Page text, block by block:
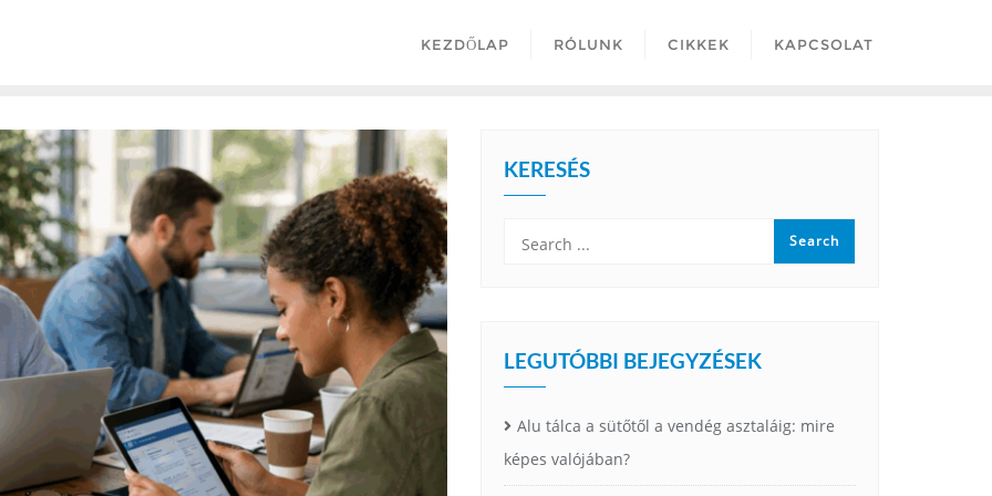
KEZDŐLAP RÓLUNK CIKKEK KAPCSOLAT
KERESÉS
LEGUTÓBBI BEJEGYZÉSEK
Alu tálca a sütőtől a vendég asztaláig: mire
képes valójában?